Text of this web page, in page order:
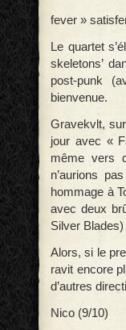
fever »
Le quartet
skeletons’
post-punk
bienvenue.
Gravekvlt,
jour avec «
même vers
n’aurions
hommage à
avec deux
Silver
Alors, si le
ravit encore
d’autres
Nico (9/10)